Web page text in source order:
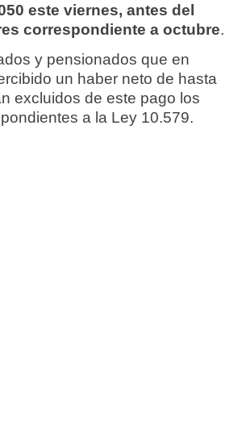
este viernes, antes del
correspondiente a octubre.
y pensionados que en
un haber neto de hasta
excluidos de este pago los
a la Ley 10.579.